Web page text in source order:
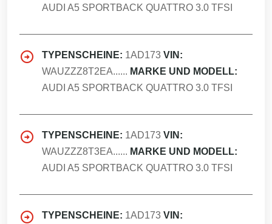
AUDI A5 SPORTBACK QUATTRO 3.0 TFSI
TYPENSCHEINE: 1AD173 VIN:
WAUZZZ8T2EA...... MARKE UND MODELL:
AUDI A5 SPORTBACK QUATTRO 3.0 TFSI
TYPENSCHEINE: 1AD173 VIN:
WAUZZZ8T3EA...... MARKE UND MODELL:
AUDI A5 SPORTBACK QUATTRO 3.0 TFSI
TYPENSCHEINE: 1AD173 VIN: